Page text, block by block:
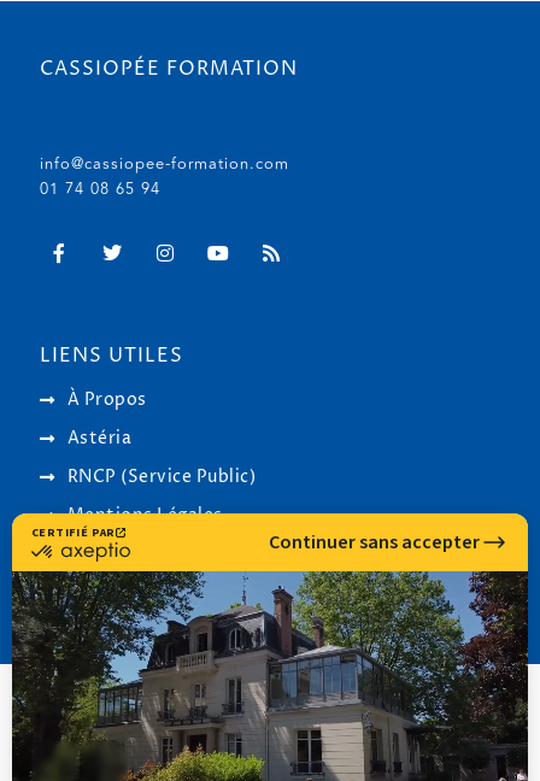
CASSIOPÉE FORMATION
info@cassiopee-formation.com
01 74 08 65 94
LIENS UTILES
À Propos
Astéria
RNCP (Service Public)
Mentions Légales
Contactez-nous
© 2000- 2026Institut Cassiopée Formation • RéalisationCHM Conseil